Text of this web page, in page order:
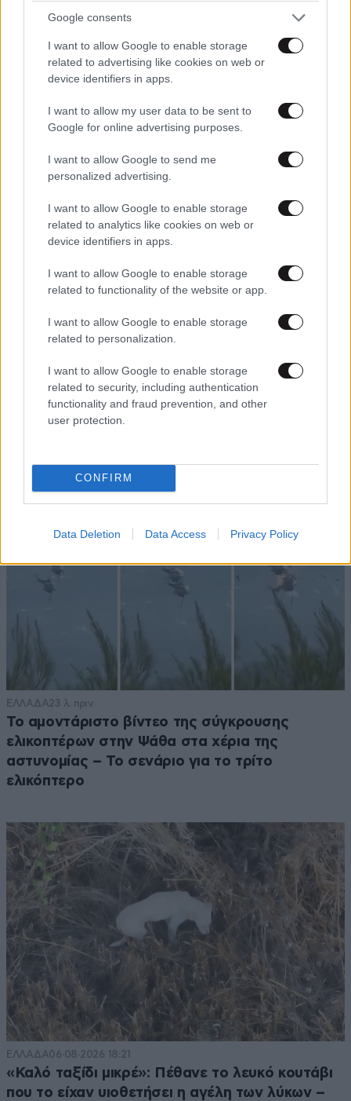
Google consents
I want to allow Google to enable storage
related to advertising like cookies on web or
device identifiers in apps.
I want to allow my user data to be sent to
Google for online advertising purposes.
I want to allow Google to send me
personalized advertising.
I want to allow Google to enable storage
related to analytics like cookies on web or
device identifiers in apps.
I want to allow Google to enable storage
related to functionality of the website or app.
I want to allow Google to enable storage
related to personalization.
I want to allow Google to enable storage
related to security, including authentication
functionality and fraud prevention, and other
user protection.
CONFIRM
Data Deletion Data Access Privacy Policy
06·08·2026 00:09
Σαν σήμερα 6 Αυγούστου: Πεθαίνει η Ρίτα
της τραγούδι
ΚΟΣΜΟΣ26 λ. πριν
«Θα μας φάνε ζωντανούς!»: Αποκαλυπτικές
εικόνες στη Ρωσία από εκατομμύρια ακρίδες
ΕΛΛΑΔΑ23 λ. πριν
Το αμοντάριστο βίντεο της σύγκρουσης
ελικοπτέρων στην Ψάθα στα χέρια της
αστυνομίας – Το σενάριο για το τρίτο
ελικόπτερο
ΕΛΛΑΔΑ06·08·2026 18:21
«Καλό ταξίδι μικρέ»: Πέθανε το λευκό κουτάβι
που το είχαν υιοθετήσει η αγέλη των λύκων –